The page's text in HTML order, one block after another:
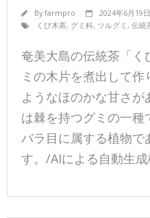
Byfarmpro 2024年6月19日
くび木茶, グミ科, ツルグミ , 伝統
奄美大島の伝統茶「
ミの木片を煮出して
ようなほのかな甘さが
は棘を持つグミの一
バラ目に属する植物で
す。/AIによる自動生